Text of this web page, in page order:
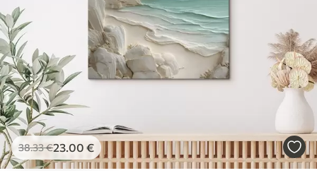
38.33€23.00 €